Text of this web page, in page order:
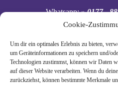
Cookie-
Um dir ein optimales Erlebnis zu bieten,
um Geräteinformationen zu speichern und/
Technologien zustimmst, können wir Daten
auf dieser Website verarbeiten. Wenn du
zurückziehst, können bestimmte Merkmale
Whatsapp:» 0177 -
Mobil:
» 0177 - 888
E‑Mail:»
Youtube:» yogimotion•